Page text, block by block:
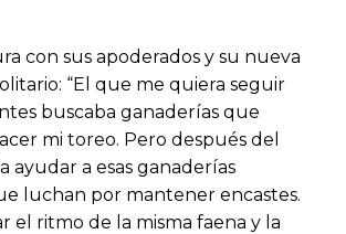
con sus apoderados y su nueva
“El que me quiera seguir
buscaba ganaderías que
mi toreo. Pero después del
ayudar a esas ganaderías
luchan por mantener encastes.
el ritmo de la misma faena y la